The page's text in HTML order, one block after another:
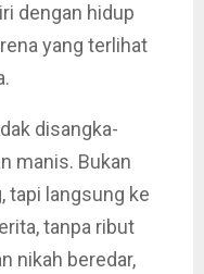
dengan hidup
yang terlihat
disangka-
manis. Bukan
tapi langsung ke
tanpa ribut
nikah beredar,